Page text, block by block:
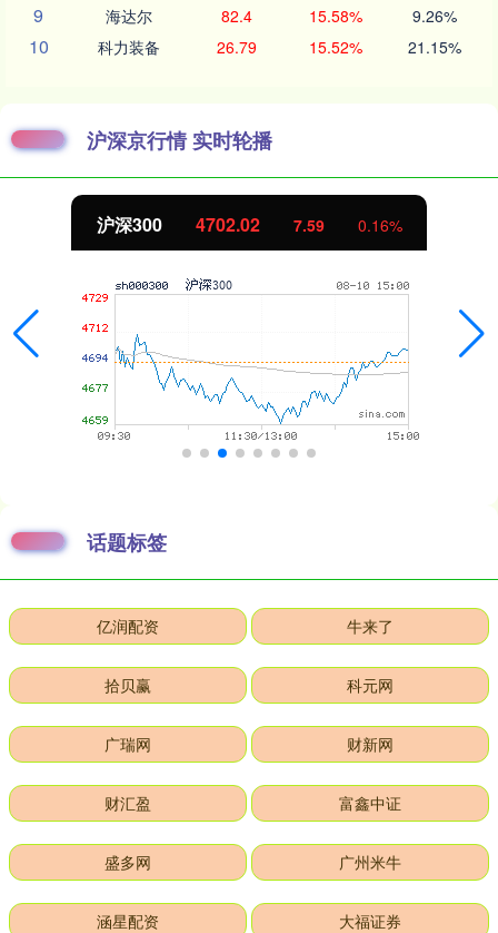
9 海达尔 82.4 15.58% 9.26%
10 科力装备 26.79 15.52% 21.15%
沪深京行情 实时轮播
0.16% 北证50 1122.88
话题标签
亿润配资 牛来了
拾贝赢 科元网
广瑞网 财新网
财汇盈 富鑫中证
盛多网 广州米牛
涵星配资 大福证券